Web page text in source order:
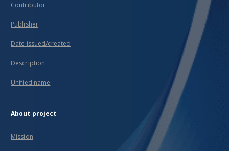
Contributor
Publisher
Date issued/created
Description
Unified name
About project
Mission